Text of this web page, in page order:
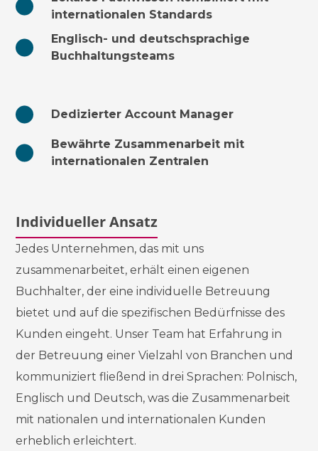
internationalen Standards
Englisch- und deutschsprachige
Buchhaltungsteams
Dedizierter Account Manager
Bewährte Zusammenarbeit mit
internationalen Zentralen
Individueller Ansatz
Jedes Unternehmen, das mit uns
zusammenarbeitet, erhält einen eigenen
Buchhalter, der eine individuelle Betreuung
bietet und auf die spezifischen Bedürfnisse des
Kunden eingeht. Unser Team hat Erfahrung in
der Betreuung einer Vielzahl von Branchen und
kommuniziert fließend in drei Sprachen: Polnisch,
Englisch und Deutsch, was die Zusammenarbeit
mit nationalen und internationalen Kunden
erheblich erleichtert.